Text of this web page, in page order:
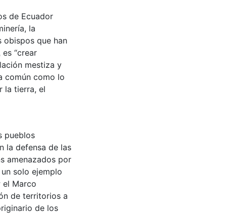
de Ecuador
la
obispos que han
“crear
mestiza y
común como lo
la tierra, el
pueblos
la defensa de las
amenazados por
solo ejemplo
el Marco
de territorios a
de los